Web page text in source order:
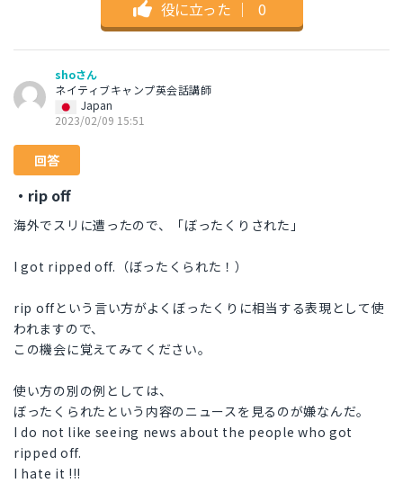
役に立った ｜ 0
shoさん
ネイティブキャンプ英会話講師
Japan
2023/02/09 15:51
回答
・rip off
海外でスリに遭ったので、「ぼったくりされた」
I got ripped off.（ぼったくられた！）
rip offという言い方がよくぼったくりに相当する表現として使
われますので、
この機会に覚えてみてください。
使い方の別の例としては、
ぼったくられたという内容のニュースを見るのが嫌なんだ。
I do not like seeing news about the people who got
ripped off.
I hate it !!!